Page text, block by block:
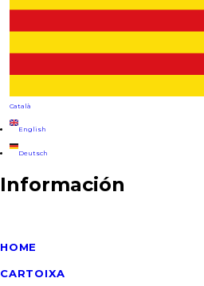
Información
HOME
CARTOIXA